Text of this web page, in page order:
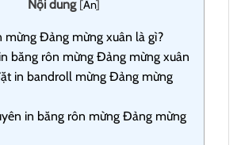
Nội dung [Ẩn]
mừng Đảng mừng xuân là gì?
băng rôn mừng Đảng mừng xuân
in bandroll mừng Đảng mừng
in băng rôn mừng Đảng mừng